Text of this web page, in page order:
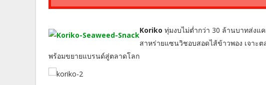
Koriko ทุ่มงบไม่ต่ำกว่า 30 ล้านบาทส่งแ
สาหร่ายแซนวิชอบสอดไส้ข้าวพอง เจาะ
พร้อมขยายแบรนด์สู่ตลาดโลก